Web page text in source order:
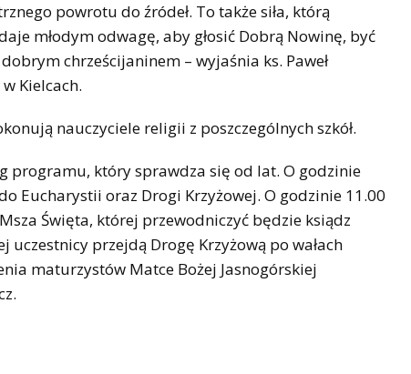
powrotu do źródeł. To także siła, którą
młodym odwagę, aby głosić Dobrą Nowinę, być
chrześcijaninem – wyjaśnia ks. Paweł
Kielcach.
nauczyciele religii z poszczególnych szkół.
programu, który sprawdza się od lat. O godzinie
Eucharystii oraz Drogi Krzyżowej. O godzinie 11.00
Święta, której przewodniczyć będzie ksiądz
przejdą Drogę Krzyżową po wałach
maturzystów Matce Bożej Jasnogórskiej